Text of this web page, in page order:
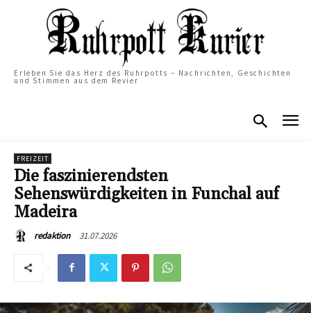
Erleben Sie das Herz des Ruhrpotts – Nachrichten, Geschichten
und Stimmen aus dem Revier
FREIZEIT
Die faszinierendsten
Sehenswürdigkeiten in Funchal auf
Madeira
redaktion 31.07.2026